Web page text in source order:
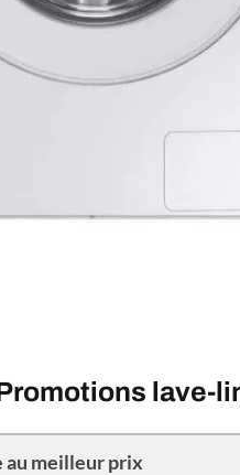
lave-
au meilleur prix